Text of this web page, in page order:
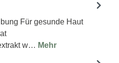
Für gesunde Haut
w… Mehr